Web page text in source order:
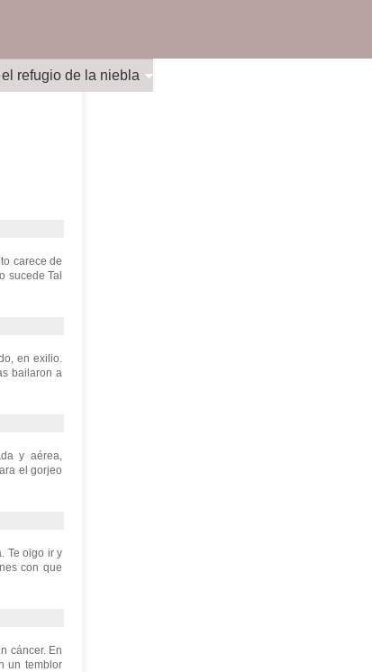
el refugio de la niebla
carece de
sucede Tal
en exilio.
bailaron a
y aérea,
el gorjeo
Te oigo ir y
con que
cáncer. En
un temblor